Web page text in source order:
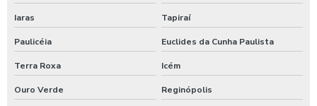
Iaras Tapiraí
Paulicéia Euclides da Cunha Paulista
Terra Roxa Icém
Ouro Verde Reginópolis